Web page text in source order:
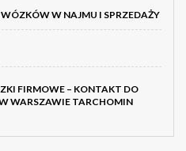
W NAJMU I SPRZEDAŻY
FIRMOWE – KONTAKT DO
WARSZAWIE TARCHOMIN